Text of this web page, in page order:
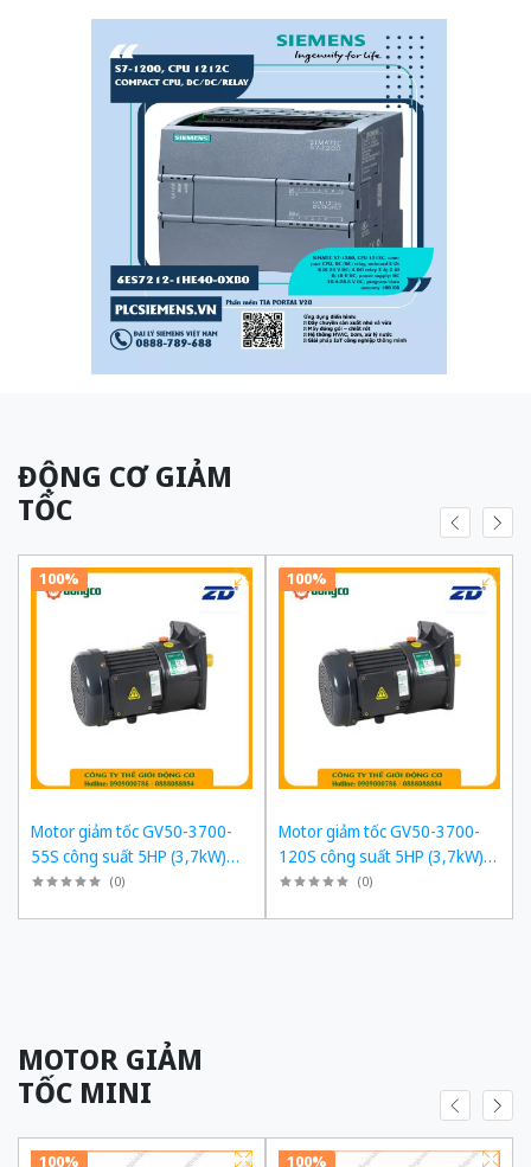
ĐỘNG CƠ GIẢM
TỐC
100%
Motor giảm tốc GV50-3700-
55S công suất 5HP (3,7kW)
1/55 kiểu lắp Mặt bích
(0)
100%
Motor giảm tốc GV50-3700-
120S công suất 5HP (3,7kW)
1/120 kiểu lắp Mặt bích
(0)
MOTOR GIẢM
TỐC MINI
100% 100%